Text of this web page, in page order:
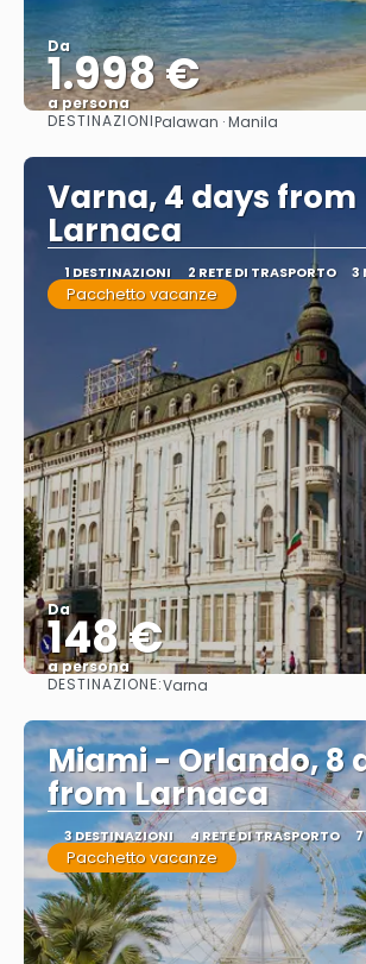
Da
1.998 €
a persona
Vedere
DESTINAZIONIPalawan · Manila
Varna, 4 days from
Larnaca
1 DESTINAZIONI 2 RETE DI TRASPORTO 3
Pacchetto vacanze
Da
148 €
a persona
DESTINAZIONE:Varna
Miami - Orlando, 8
from Larnaca
3 DESTINAZIONI 4 RETE DI TRASPORTO
Pacchetto vacanze